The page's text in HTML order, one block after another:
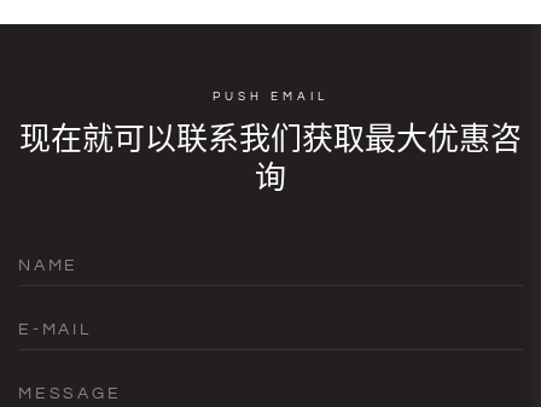
PUSH EMAIL
现在就可以联系我们获取最大优惠咨
询
NAME
E-MAIL
MESSAGE